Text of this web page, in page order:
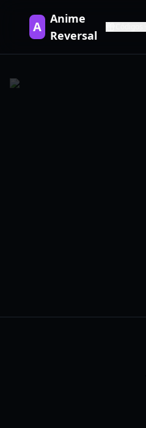
A Anime
Reversal